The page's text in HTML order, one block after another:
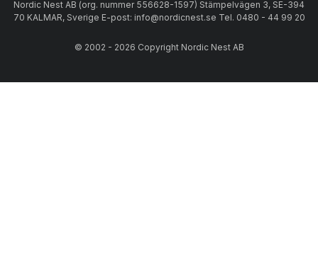
Nordic Nest AB (org. nummer 556628-1597) Stämpelvägen 3, SE-394
70 KALMAR, Sverige E-post: info@nordicnest.se Tel. 0480 - 44 99 20
© 2002 - 2026 Copyright Nordic Nest AB